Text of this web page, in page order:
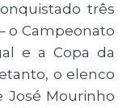
três
o Campeonato
e a Copa da
o elenco
José Mourinho